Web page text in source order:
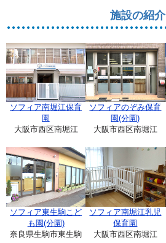
施設の紹介
ソフィア南堀江保育
園
大阪市西区南堀江
ソフィアのぞみ保育
園(分園)
大阪市西区南堀江
ソフィア東生駒こど
も園(分園)
奈良県生駒市東生駒
ソフィア南堀江乳児
保育園
大阪市西区南堀江